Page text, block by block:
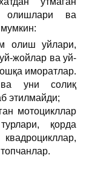
олишлари ва
олиш уйлари,
жойлар ва уй-
иморатлар.
уни солиқ
этилмайди;
мотоцикллар
қорда